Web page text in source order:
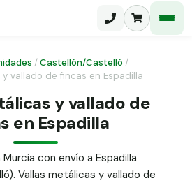
dos hojas
peatonal
/Castellón/Castelló /
vallado de fincas en Espadilla
y vallado de
en Espadilla
con envío a Espadilla
Vallas metálicas y vallado de